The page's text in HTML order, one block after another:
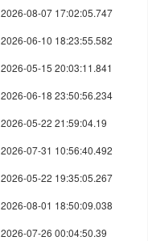
2026-08-07 17:02:05.747
2026-06-10 18:23:55.582
2026-05-15 20:03:11.841
2026-06-18 23:50:56.234
2026-05-22 21:59:04.19
2026-07-31 10:56:40.492
2026-05-22 19:35:05.267
2026-08-01 18:50:09.038
2026-07-26 00:04:50.39